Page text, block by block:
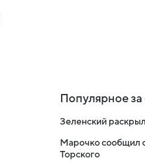
Популярное за
Зеленский
Марочко сообщил
Торского